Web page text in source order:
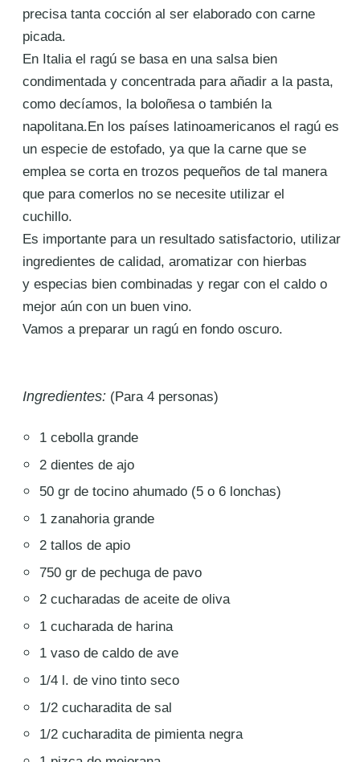
precisa tantacocción al ser elaborado con carne
picada.
En Italia el ragú se basa en una salsa bien
condimentada y concentrada para añadir a la pasta,
comodecíamos, la boloñesa o también la
napolitana.En los países latinoamericanos el ragú es
un especie de estofado, ya que la carne que se
emplea se corta entrozos pequeños de tal manera
que para comerlos no se necesite utilizar el
cuchillo.
Es importante para un resultado satisfactorio, utilizar
ingredientes de calidad, aromatizar con hierbas
yespecias bien combinadas y regar con el caldo o
mejor aún con un buen vino.
Vamos a preparar un ragú en fondo oscuro.
Ingredientes: (Para 4 personas)
1 cebolla grande
2 dientes de ajo
50 gr de tocino ahumado (5 o 6 lonchas)
1 zanahoria grande
2 tallos de apio
750 gr de pechuga de pavo
2 cucharadas de aceite de oliva
1 cucharada de harina
1 vaso de caldo de ave
1/4 l. de vino tinto seco
1/2 cucharadita de sal
1/2 cucharadita de pimienta negra